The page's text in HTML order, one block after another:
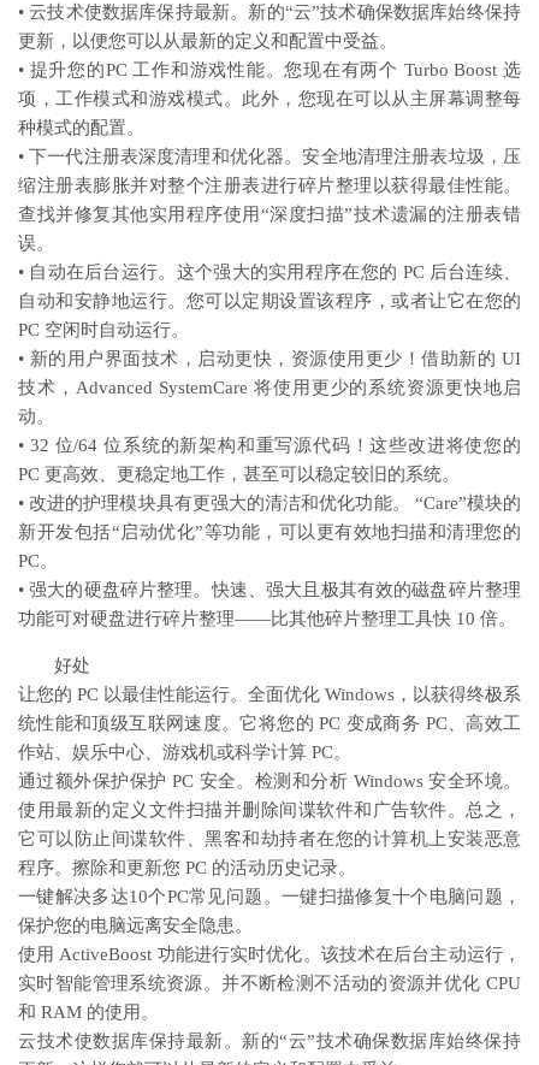
• 云技术使数据库保持最新。新的“云”技术确保数据库始终保持
更新，以便您可以从最新的定义和配置中受益。
• 提升您的PC 工作和游戏性能。您现在有两个 Turbo Boost 选
项，工作模式和游戏模式。此外，您现在可以从主屏幕调整每
种模式的配置。
• 下一代注册表深度清理和优化器。安全地清理注册表垃圾，压
缩注册表膨胀并对整个注册表进行碎片整理以获得最佳性能。
查找并修复其他实用程序使用“深度扫描”技术遗漏的注册表错
误。
• 自动在后台运行。这个强大的实用程序在您的 PC 后台连续、
自动和安静地运行。您可以定期设置该程序，或者让它在您的
PC 空闲时自动运行。
• 新的用户界面技术，启动更快，资源使用更少！借助新的 UI
技术，Advanced SystemCare 将使用更少的系统资源更快地启
动。
• 32 位/64 位系统的新架构和重写源代码！这些改进将使您的
PC 更高效、更稳定地工作，甚至可以稳定较旧的系统。
• 改进的护理模块具有更强大的清洁和优化功能。 “Care”模块的
新开发包括“启动优化”等功能，可以更有效地扫描和清理您的
PC。
• 强大的硬盘碎片整理。快速、强大且极其有效的磁盘碎片整理
功能可对硬盘进行碎片整理——比其他碎片整理工具快 10 倍。
好处
让您的 PC 以最佳性能运行。全面优化 Windows，以获得终极系
统性能和顶级互联网速度。它将您的 PC 变成商务 PC、高效工
作站、娱乐中心、游戏机或科学计算 PC。
通过额外保护保护 PC 安全。检测和分析 Windows 安全环境。
使用最新的定义文件扫描并删除间谍软件和广告软件。总之，
它可以防止间谍软件、黑客和劫持者在您的计算机上安装恶意
程序。擦除和更新您 PC 的活动历史记录。
一键解决多达10个PC常见问题。一键扫描修复十个电脑问题，
保护您的电脑远离安全隐患。
使用 ActiveBoost 功能进行实时优化。该技术在后台主动运行，
实时智能管理系统资源。并不断检测不活动的资源并优化 CPU
和 RAM 的使用。
云技术使数据库保持最新。新的“云”技术确保数据库始终保持